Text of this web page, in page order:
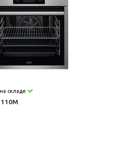
на складе